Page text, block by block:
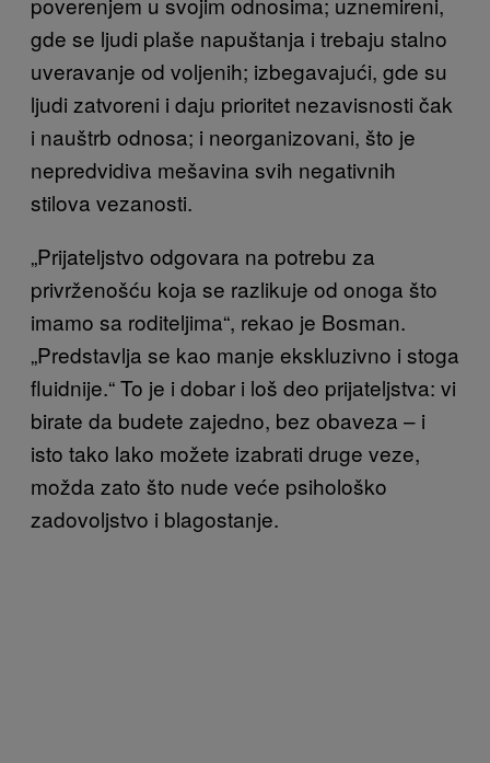
gde se ljudi plaše napuštanja i trebaju stalno
uveravanje od voljenih; izbegavajući, gde su
ljudi zatvoreni i daju prioritet nezavisnosti čak
i nauštrb odnosa; i neorganizovani, što je
nepredvidiva mešavina svih negativnih
stilova vezanosti.
„Prijateljstvo odgovara na potrebu za
privrženošću koja se razlikuje od onoga što
imamo sa roditeljima“, rekao je Bosman.
„Predstavlja se kao manje ekskluzivno i stoga
fluidnije.“ To je i dobar i loš deo prijateljstva: vi
birate da budete zajedno, bez obaveza – i
isto tako lako možete izabrati druge veze,
možda zato što nude veće psihološko
zadovoljstvo i blagostanje.